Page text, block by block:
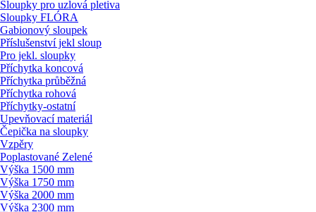
Sloupky pro uzlová pletiva
Sloupky FLÓRA
Gabionový sloupek
Příslušenství jekl sloup
Pro jekl. sloupky
Příchytka koncová
Příchytka průběžná
Příchytka rohová
Příchytky-ostatní
Upevňovací materiál
Čepička na sloupky
Vzpěry
Poplastované Zelené
Výška 1500 mm
Výška 1750 mm
Výška 2000 mm
Výška 2300 mm